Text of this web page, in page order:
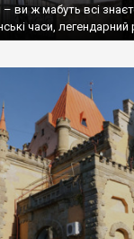
– ви ж мабуть всі
часи,